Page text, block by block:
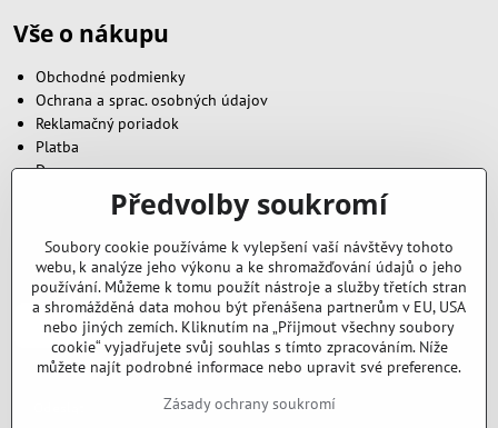
Vše o nákupu
Obchodné podmienky
Ochrana a sprac. osobných údajov
Reklamačný poriadok
Platba
Doprava
Zavoláme vám zpět
Váš telefón*
Předvolby soukromí
Soubory cookie používáme k vylepšení vaší návštěvy tohoto
webu, k analýze jeho výkonu a ke shromažďování údajů o jeho
používání. Můžeme k tomu použít nástroje a služby třetích stran
a shromážděná data mohou být přenášena partnerům v EU, USA
nebo jiných zemích. Kliknutím na „Přijmout všechny soubory
cookie“ vyjadřujete svůj souhlas s tímto zpracováním. Níže
můžete najít podrobné informace nebo upravit své preference.
Zásady ochrany soukromí